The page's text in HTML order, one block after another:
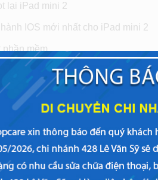
lại iPad mini 2
IOS mới nhất cho iPad mini 2
mềm.
kỹ thuật, nếu việc này gây khó
đến trung tâm Viettopcare để các
trạng iPad mini 2 bị treo táo một